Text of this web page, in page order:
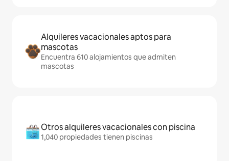
Alquileres vacacionales aptos para
mascotas
Encuentra 610 alojamientos que admiten
mascotas
Otros alquileres vacacionales con piscina
1,040 propiedades tienen piscinas